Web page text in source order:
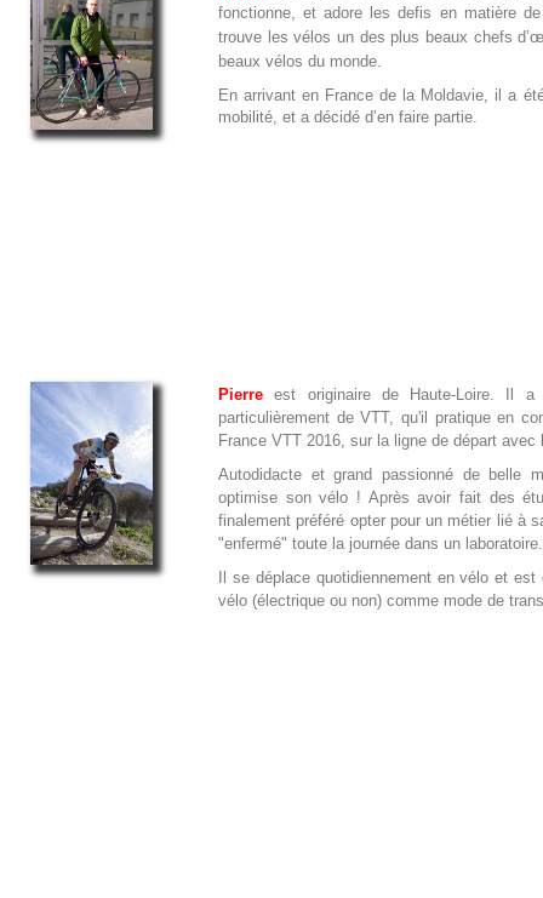
fonctionne, et adore les defis en matière
trouve les vélos un des plus beaux chefs
beaux vélos du monde.
En arrivant en France de la Moldavie, il a
mobilité, et a décidé d’en faire partie.
Pierre est originaire de Haute-Loire. Il
particulièrement de VTT, qu'il pratique en
France VTT 2016, sur la ligne de départ
Autodidacte et grand passionné de belle
optimise son vélo ! Après avoir fait des
finalement préféré opter pour un métier lié à
"enfermé" toute la journée dans un
Il se déplace quotidiennement en vélo et
vélo (électrique ou non) comme mode de